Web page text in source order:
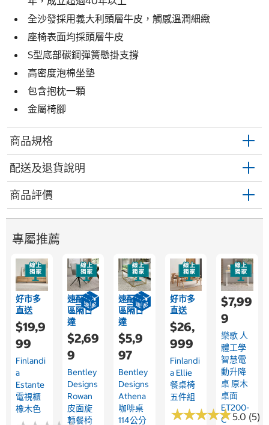
全沙發採用義大利頭層牛皮，觸感溫潤細緻
座椅表面均採頭層牛皮
S型底部碳鋼彈簧懸掛支撐
高密度泡棉坐墊
包含抱枕一顆
金屬椅腳
商品規格
配送及退貨說明
商品評價
專屬推薦
好市多
直送
$19,9
99
Finlandi
A
Estante
電視櫃
橡木色
速配限
區隔日
達
$2,69
9
Bentley
Designs
Rowan
皮面旋
轉餐椅
速配限
區隔日
達
$5,9
97
Bentley
Designs
Athena
咖啡桌
114公分
好市多
直送
$26,
999
Finlandi
A Ellie
餐桌椅
五件組
★★★★★
★★★★★5.0 (5)
$7,99
9
樂歌 人
體工學
智慧電
動升降
桌 原木
桌面
ET200-
C